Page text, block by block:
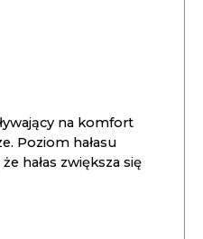
na komfort
Poziom hałasu
hałas zwiększa się